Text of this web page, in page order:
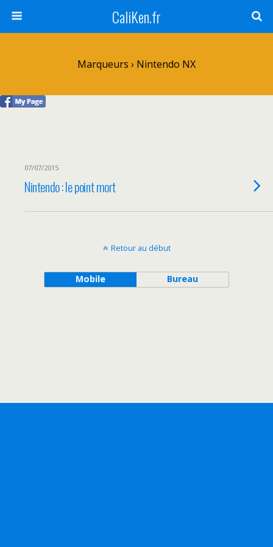
CaliKen.fr
Marqueurs › Nintendo NX
07/07/2015
Nintendo : le point mort
Retour au début
Mobile Bureau